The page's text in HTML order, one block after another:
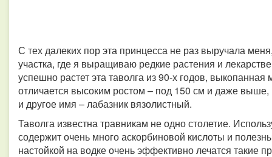
С тех далеких пор эта принцесса не раз выручала
участка, где я выращиваю редкие растения и
успешно растет эта таволга из 90-х годов,
отличается высоким ростом – под 150 см и даже выше,
и другое имя – лабазник вязолистный.
Таволга известна травникам не одно столетие.
содержит очень много аскорбиновой кислоты и
настойкой на водке очень эффективно лечатся такие